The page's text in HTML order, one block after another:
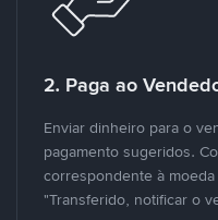
2. Paga ao
Enviar dinheiro para o
pagamento sugeridos.
correspondente à
"Transferido, notificar o